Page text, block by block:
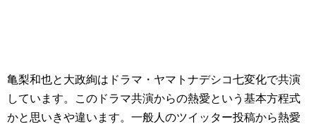
亀梨和也と大政絢はドラマ・ヤマトナデシコ七変化で共演
しています。このドラマ共演からの熱愛という基本方程式
かと思いきや違います。一般人のツイッター投稿から熱愛